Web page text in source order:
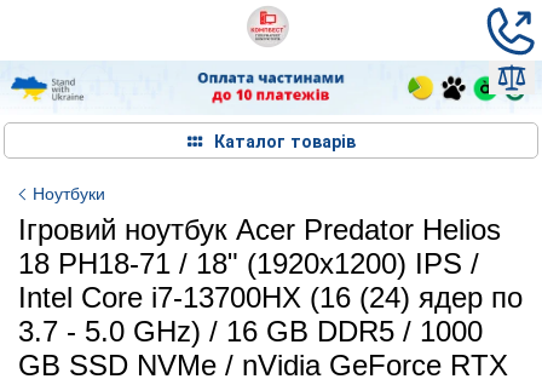
Каталог товарів
Ноутбуки
Ігровий ноутбук Acer Predator Helios
18 PH18-71 / 18" (1920x1200) IPS /
Intel Core i7-13700HX (16 (24) ядер по
3.7 - 5.0 GHz) / 16 GB DDR5 / 1000
GB SSD NVMe / nVidia GeForce RTX